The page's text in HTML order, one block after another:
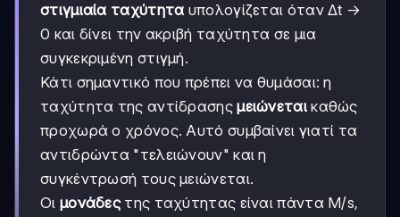
στιγμιαία ταχύτητα υπολογίζεται όταν Δt →
0 και δίνει την ακριβή ταχύτητα σε μια
συγκεκριμένη στιγμή.
Κάτι σημαντικό που πρέπει να θυμάσαι: η
ταχύτητα της αντίδρασηςμειώνεταικαθώς
προχωρά ο χρόνος. Αυτό συμβαίνει γιατί τα
αντιδρώντα "τελειώνουν" και η
συγκέντρωσή τους μειώνεται.
Οι μονάδεςτης ταχύτητας είναι πάντα M/s,